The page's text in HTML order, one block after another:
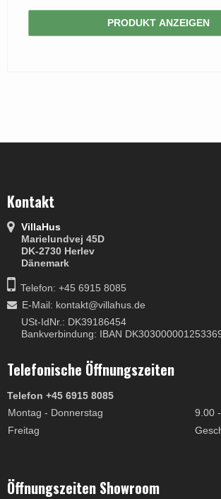
PRODUKT ANZEIGEN
Kontakt
VillaHus
Marielundvej 45D
DK-2730 Herlev
Dänemark
Telefon: +45 6915 8085
E-Mail: kontakt@villahus.de
USt-IdNr.: DK39186454
Bankverbindung: IBAN
Telefonische Öffnungszeiten
Telefon +45 6915 8085
Montag - Donnerstag
9.00
Freitag
Öffnungszeiten Showroom